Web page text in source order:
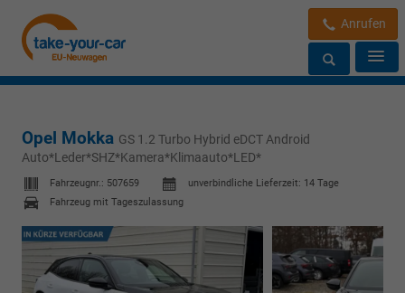
Anrufen
Opel Mokka GS 1.2 Turbo Hybrid eDCT Android
Auto*Leder*SHZ*Kamera*Klimaauto*LED*
Fahrzeugnr.: 507659 unverbindliche Lieferzeit: 14 Tage
Fahrzeug mit Tageszulassung